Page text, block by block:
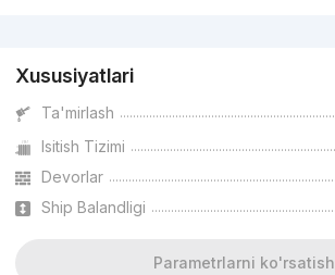
dan18.4 mln
Topshirildi 2022,Ровшан
4-xonali kvartira, 95 m²
+998 (90) 823...
Xususiyatlari
Ta'mirlash
Isitish Tizimi
Devorlar
Ship Balandligi
Parametrlarni ko'rsatish